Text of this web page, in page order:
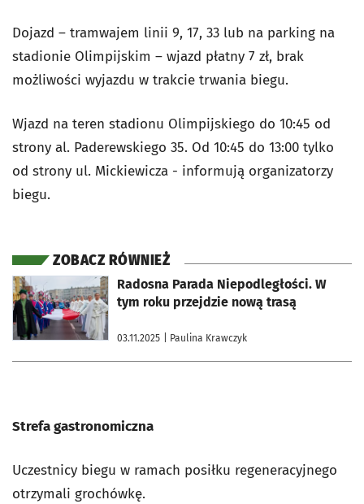
Dojazd – tramwajem linii 9, 17, 33 lub na parking na
stadionie Olimpijskim – wjazd płatny 7 zł, brak
możliwości wyjazdu w trakcie trwania biegu.
Wjazd na teren stadionu Olimpijskiego do 10:45 od
strony al. Paderewskiego 35. Od 10:45 do 13:00 tylko
od strony ul. Mickiewicza - informują organizatorzy
biegu.
ZOBACZ RÓWNIEŻ
Radosna Parada Niepodległości. W
tym roku przejdzie nową trasą
03.11.2025 | Paulina Krawczyk
otworzy się w nowej karcie
Strefa gastronomiczna
Uczestnicy biegu w ramach posiłku regeneracyjnego
otrzymali grochówkę.